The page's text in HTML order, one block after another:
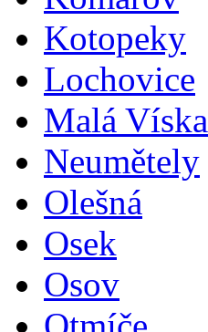
Kotopeky
Lochovice
Malá Víska
Neumětely
Olešná
Osek
Osov